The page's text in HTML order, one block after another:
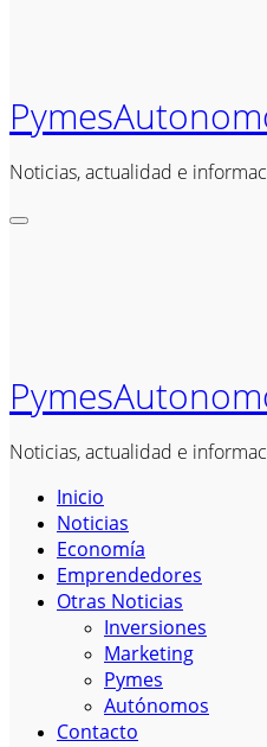
Noticias, actualidad e
Noticias, actualidad e
Inicio
Noticias
Economía
Emprendedores
Otras Noticias
Inversiones
Marketing
Pymes
Autónomos
Contacto